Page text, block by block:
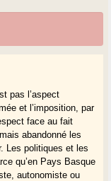
pas l’aspect
et l’imposition, par
face au fait
abandonné les
Les politiques et les
qu’en Pays Basque
autonomiste ou